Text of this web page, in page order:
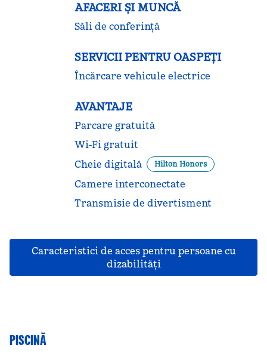
AFACERI ȘI MUNCĂ
Săli de conferință
SERVICII PENTRU OASPEȚI
Încărcare vehicule electrice
AVANTAJE
Parcare gratuită
Wi-Fi gratuit
Cheie digitală
Hilton Honors
Camere interconectate
Transmisie de divertisment
Caracteristici de acces pentru persoane cu
dizabilităţi
PISCINĂ